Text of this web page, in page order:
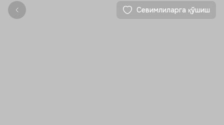
Севимлиларга қўшиш